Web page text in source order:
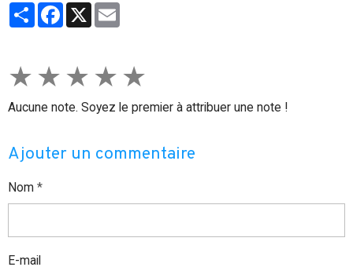
PartagerFacebook
X
★ ★ ★ ★ ★
Aucune note. Soyez le premier à attribuer une note !
Ajouter un commentaire
Nom
E-mail